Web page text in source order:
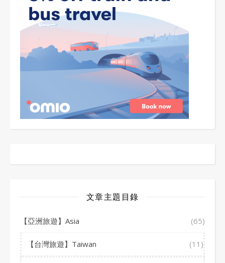
文章主題目錄
【亞洲旅遊】Asia (65)
【台灣旅遊】Taiwan (11)